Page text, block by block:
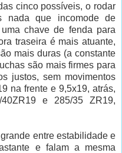
cinco possíveis, o rodar
nada que incomode de
chave de fenda para
traseira é mais atuante,
mais duras (a constante
são mais firmes para
justos, sem movimentos
na frente e 9,5x19, atrás,
e 285/35 ZR19,
entre estabilidade e
e falam a mesma